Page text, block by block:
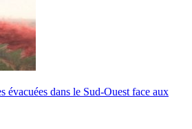
évacuées dans le Sud-Ouest face aux